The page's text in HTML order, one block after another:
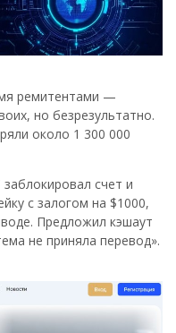
ремитентами —
но безрезультатно.
около 1 300 000
счет и
с залогом на $1000,
Предложил кэшаут
не приняла перевод».